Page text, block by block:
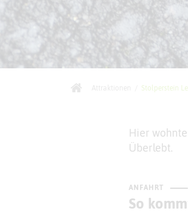
Stolperstein
Hier
Überlebt.
ANFAHRT
So